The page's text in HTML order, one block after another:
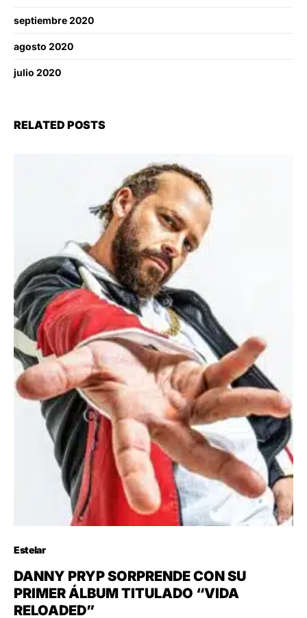
septiembre 2020
agosto 2020
julio 2020
RELATED POSTS
Estelar
DANNY PRYP SORPRENDE CON SU
PRIMER ÁLBUM TITULADO “VIDA
RELOADED”